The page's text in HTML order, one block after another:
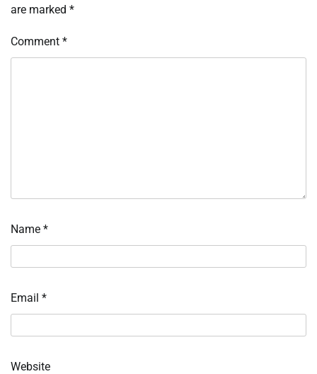
are marked *
Comment *
Name *
Email *
Website